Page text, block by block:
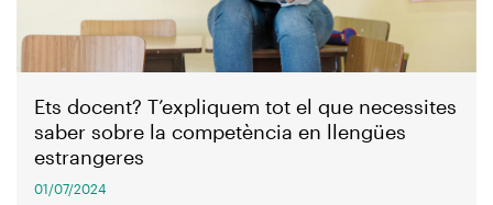
Ets docent? T’expliquem tot el que necessites
saber sobre la competència en llengües
estrangeres
01/07/2024